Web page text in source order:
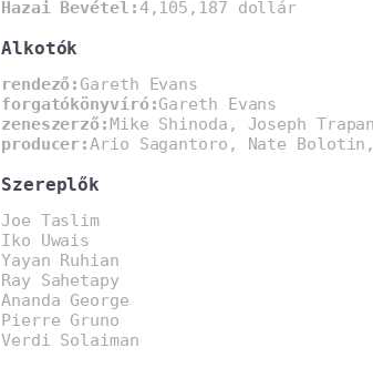
Hazai Bevétel: 4,105,187 dollár
Alkotók
rendező: Gareth Evans
forgatókönyvíró:Gareth Evans
zeneszerző:Mike Shinoda, Joseph
producer:Ario Sagantoro, Nate
Szereplők
Joe Taslim
Iko Uwais
Yayan Ruhian
Ray Sahetapy
Ananda George
Pierre Gruno
Verdi Solaiman